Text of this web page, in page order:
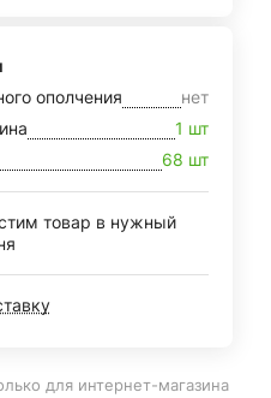
ополчения
нет
1 шт
68 шт
товар в нужный
для интернет-магазина